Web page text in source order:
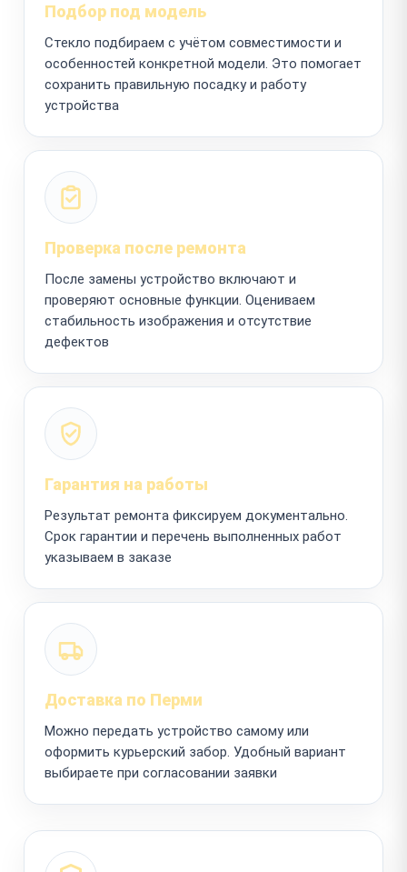
Подбор под модель
Стекло подбираем с учётом совместимости и
особенностей конкретной модели. Это помогает
сохранить правильную посадку и работу
устройства
Проверка после ремонта
После замены устройство включают и
проверяют основные функции. Оцениваем
стабильность изображения и отсутствие
дефектов
Гарантия на работы
Результат ремонта фиксируем документально.
Срок гарантии и перечень выполненных работ
указываем в заказе
Доставка по Перми
Можно передать устройство самому или
оформить курьерский забор. Удобный вариант
выбираете при согласовании заявки